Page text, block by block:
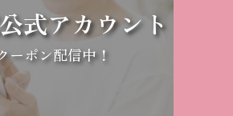
式アカウント
ーポン配信中！